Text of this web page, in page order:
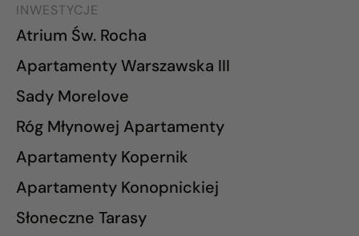
INWESTYCJE
Atrium Św. Rocha
Apartamenty Warszawska III
Sady Morelove
Róg Młynowej Apartamenty
Apartamenty Kopernik
Apartamenty Konopnickiej
Słoneczne Tarasy